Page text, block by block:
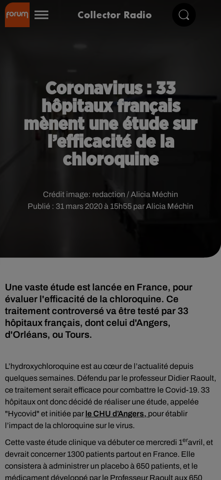
Collector Radio
Coronavirus : 33
hôpitaux français
mènent une étude sur
l’efficacité de la
chloroquine
Publié : 31 mars 2020 à 15h55 par Alicia Méchin
Crédit image: redaction / Alicia Méchin
Une vaste étude est lancée en France, pour
évaluer l'efficacité de la chloroquine. Ce
traitement controversé va être testé par 33
hôpitaux français, dont celui d'Angers,
d'Orléans, ou Tours.
L’hydroxychloroquine est au cœur de l’actualité depuis
quelques semaines. Défendu par le professeur Didier Raoult,
ce traitement serait efficace pour combattre le Covid-19. 33
hôpitaux ont donc décidé de réaliser une étude, appelée
"Hycovid" et initiée par le CHU d’Angers, pour établir
l’impact de la chloroquine sur le virus.
Cette vaste étude clinique va débuter ce mercredi 1eravril, et
devrait concerner 1300 patients partout en France. Elle
consistera à administrer un placebo à 650 patients, et le
médicament développé par le Professeur Raoult aux 650